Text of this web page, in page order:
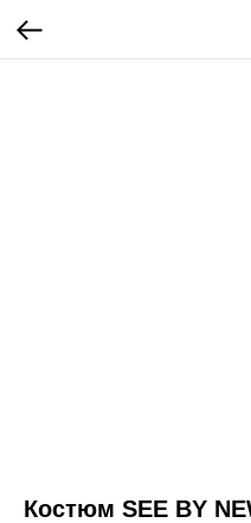
Костюм SEE BY